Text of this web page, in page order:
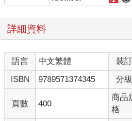
詳細資料
語言 中文繁體 裝訂
ISBN
9789571374345 分級
頁數 400
商品
格